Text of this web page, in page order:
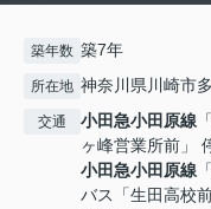
築年数 築7年
所在地 神奈川県川崎市
交通 小田急小田原線 「
ヶ峰営業所前」
小田急小田原線 「
バス「生田高校